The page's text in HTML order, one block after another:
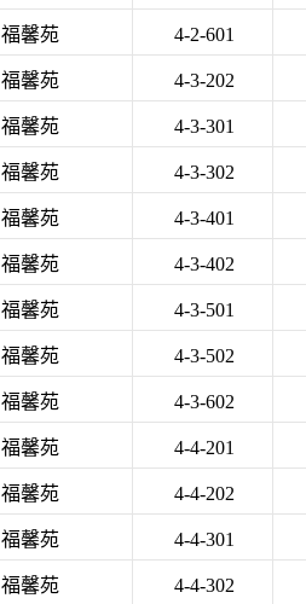
福馨苑 4-2-601
福馨苑 4-3-202
福馨苑 4-3-301
福馨苑 4-3-302
福馨苑 4-3-401
福馨苑 4-3-402
福馨苑 4-3-501
福馨苑 4-3-502
福馨苑 4-3-602
福馨苑 4-4-201
福馨苑 4-4-202
福馨苑 4-4-301
福馨苑 4-4-302